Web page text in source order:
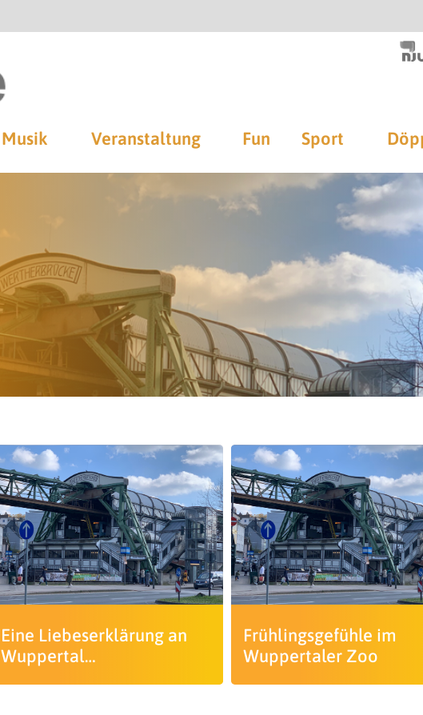
Musik Veranstaltung Fun Sport
Eine Liebeserklärung an
Wuppertal…
Frühlingsgefühle im
Wuppertaler Zoo